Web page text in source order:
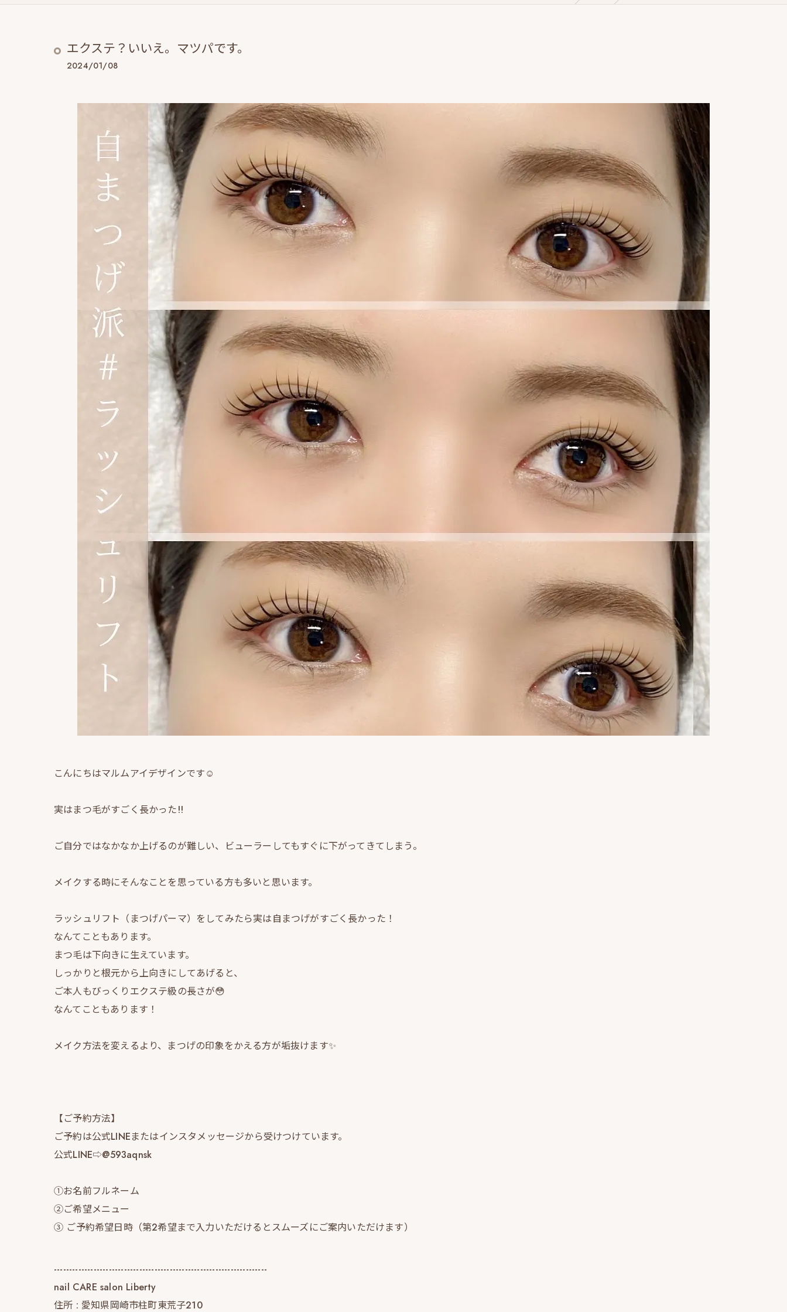
エクステ？いいえ。マツパです。
2024/01/08
こんにちはマルムアイデザインです☺️
実はまつ毛がすごく長かった!!
ご自分ではなかなか上げるのが難しい、ビューラーしてもすぐに下がってきてしまう。
メイクする時にそんなことを思っている方も多いと思います。
ラッシュリフト（まつげパーマ）をしてみたら実は自まつげがすごく長かった！
なんてこともあります。
まつ毛は下向きに生えています。
しっかりと根元から上向きにしてあげると、
ご本人もびっくりエクステ級の長さが😳
なんてこともあります！
メイク方法を変えるより、まつげの印象をかえる方が垢抜けます✨
【ご予約方法】
ご予約は公式LINEまたはインスタメッセージから受けつけています。
公式LINE⇨@593aqnsk
①お名前フルネーム
②ご希望メニュー
③ ご予約希望日時（第2希望まで入力いただけるとスムーズにご案内いただけます）
----------------------------------------------------------------------
nail CARE salon Liberty
住所 : 愛知県岡崎市柱町東荒子210